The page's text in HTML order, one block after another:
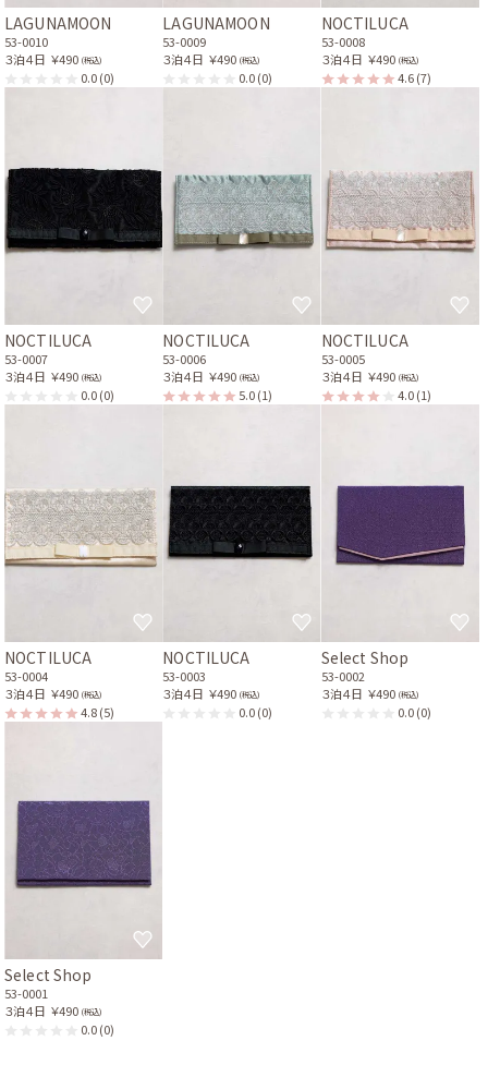
LAGUNAMOON
53-0010
３泊４日 ￥490 (税込)
0.0(0)
LAGUNAMOON
53-0009
３泊４日 ￥490 (税込)
0.0(0)
NOCTILUCA
53-0008
３泊４日 ￥490 (税込)
4.6(7)
NOCTILUCA
53-0007
３泊４日 ￥490 (税込)
0.0(0)
NOCTILUCA
53-0006
３泊４日 ￥490 (税込)
5.0(1)
NOCTILUCA
53-0005
３泊４日 ￥490 (税込)
4.0(1)
NOCTILUCA
53-0004
３泊４日 ￥490 (税込)
4.8(5)
NOCTILUCA
53-0003
３泊４日 ￥490 (税込)
0.0(0)
Select Shop
53-0002
３泊４日 ￥490 (税込)
0.0(0)
Select Shop
53-0001
３泊４日 ￥490 (税込)
0.0(0)